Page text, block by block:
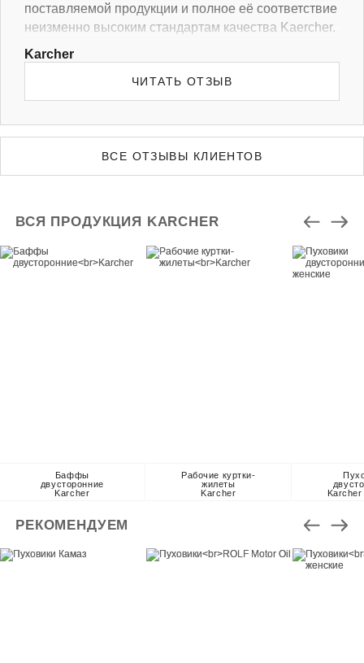
поставляемой продукции и полное её соответствие
неизменно высоким стандартам качества Kaercher.
Мы готовы рекомендовать ИП Коновалов как
Karcher
ЧИТАТЬ ОТЗЫВ
ВСЕ ОТЗЫВЫ КЛИЕНТОВ
ВСЯ ПРОДУКЦИЯ KARCHER
Баффы
двусторонние
Karcher
Рабочие куртки-
жилеты
Karcher
РЕКОМЕНДУЕМ